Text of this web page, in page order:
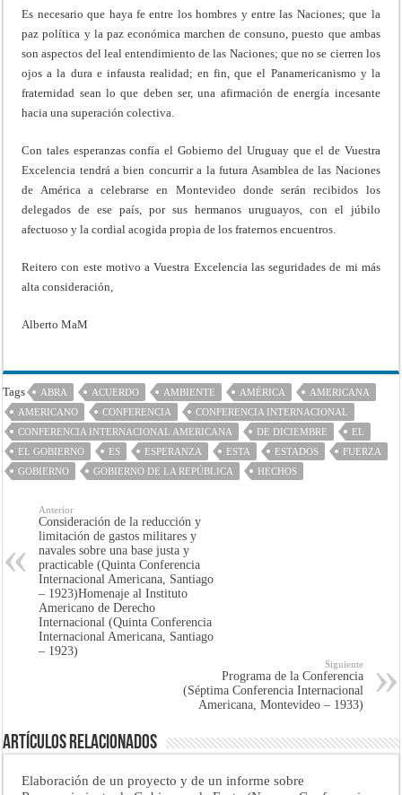
Es necesario que haya fe entre los hombres y entre las Naciones; que la
paz política y la paz económica marchen de consuno, puesto que ambas
son aspectos del leal entendimiento de las Naciones; que no se cierren los
ojos a la dura e infausta realidad; en fin, que el Panamericanismo y la
fraternidad sean lo que deben ser, una afirmación de energía incesante
hacia una superación colectiva.
Con tales esperanzas confía el Gobierno del Uruguay que el de Vuestra
Excelencia tendrá a bien concurrir a la futura Asamblea de las Naciones
de América a celebrarse en Montevideo donde serán recibidos los
delegados de ese país, por sus hermanos uruguayos, con el júbilo
afectuoso y la cordial acogida propia de los fraternos encuentros.
Reitero con este motivo a Vuestra Excelencia las seguridades de mi más
alta consideración,
Alberto MaM
Tags ABRA ACUERDO AMBIENTE AMÉRICA
AMERICANA
AMERICANO
CONFERENCIA
CONFERENCIA INTERNACIONAL
CONFERENCIA INTERNACIONAL AMERICANA
DE DICIEMBRE
EL
EL GOBIERNO
ES ESPERANZA ESTA ESTADOS
FUERZA
GOBIERNO
GOBIERNO DE LA REPÚBLICA HECHOS
Anterior
Consideración de la reducción y
limitación de gastos militares y
navales sobre una base justa y
practicable (Quinta Conferencia
Internacional Americana, Santiago
– 1923)Homenaje al Instituto
Americano de Derecho
Internacional (Quinta Conferencia
Internacional Americana, Santiago
– 1923)
Siguiente
Programa de la Conferencia
(Séptima Conferencia Internacional
Americana, Montevideo – 1933)
Artículos Relacionados
Elaboración de un proyecto y de un informe sobre